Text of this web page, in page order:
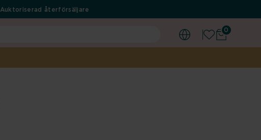
0
Auktoriserad återförsäljare